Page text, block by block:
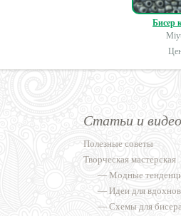
Бисер
Статьи и видео
Полезные советы
Творческая мастерская
—Модные
—Идеи для
—Схемы для